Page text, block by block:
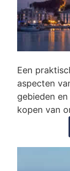
Een
aspecten
gebieden
kopen van